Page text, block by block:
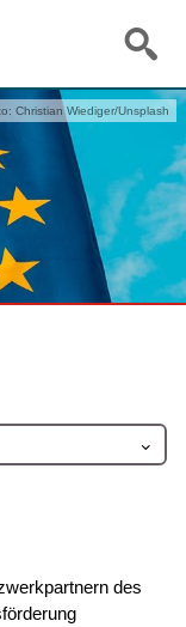
Christian Wiediger/Unsplash
des